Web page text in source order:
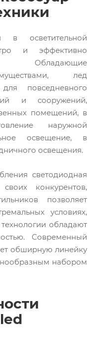
в осветительной
и эффективно
Обладающие
лед
повседневного
и сооружений,
помещений, в
наружной
освещение, в
освещения.
светодиодная
конкурентов,
позволяет
условиях,
обладают
Современный
обширную линейку
набором